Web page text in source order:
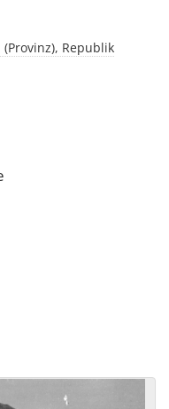
(Provinz), Republik